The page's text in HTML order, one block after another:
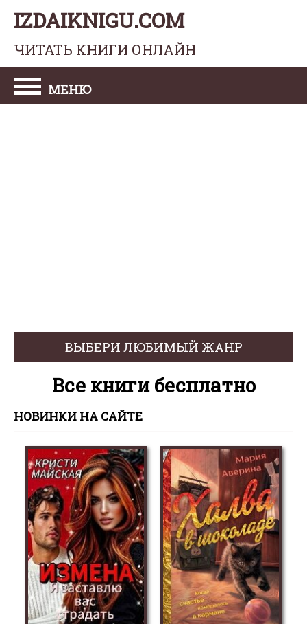
IZDAIKNIGU.COM
ЧИТАТЬ КНИГИ ОНЛАЙН
МЕНЮ
ВЫБЕРИ ЛЮБИМЫЙ ЖАНР
Все книги бесплатно
НОВИНКИ НА САЙТЕ